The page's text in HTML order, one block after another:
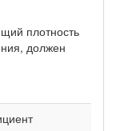
плотность
должен